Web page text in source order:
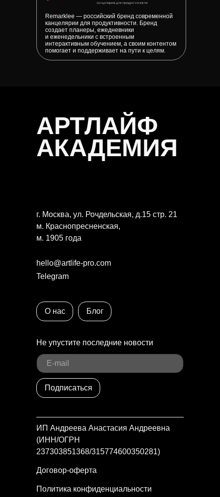
Remarklee — российский бренд современной
канцелярии для продуктивности. Бренд
создает планеры, ежедневники
и еженедельники с встроенным
интерактивным обучением, а своим контентом
помогает и поддерживает на пути к целям.
АРТЛАЙФ
АКАДЕМИЯ
г. Москва, ул. Рочдельская, д.15 стр. 21
м. Краснопресненская,
м. 1905 года
ИП Андреева Анастасия Андреевна
(ИНН/ОГРН
237303851368/315774600350281)
Договор-оферта
hello@artlife-pro.com
Telegram
Не упустите последние новости
О нас Блог
Подписаться
Политика конфиденциальности